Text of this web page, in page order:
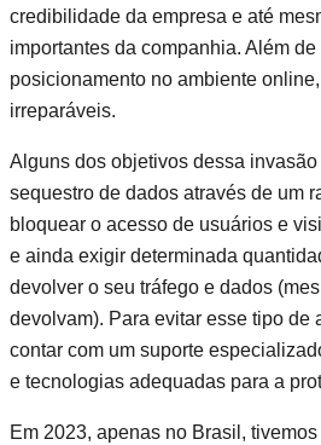
credibilidade da empresa e até
importantes da companhia. Além
posicionamento no ambiente
irreparáveis.
Alguns dos objetivos dessa
sequestro de dados através de um
bloquear o acesso de usuários e
e ainda exigir determinada
devolver o seu tráfego e dados
devolvam). Para evitar esse tipo de
contar com um suporte
e tecnologias adequadas para a
Em 2023, apenas no Brasil,